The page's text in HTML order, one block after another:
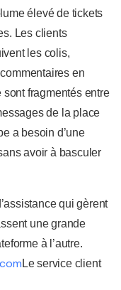
élevé de tickets
Les clients
les colis,
en
sont fragmentés entre
de la place
a besoin d’une
avoir à basculer
qui gèrent
une grande
à l’autre.
Le service client